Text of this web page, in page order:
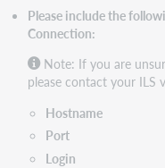
Please include the
Connection:
Note: If you are
please contact your ILS
Hostname
Port
Login